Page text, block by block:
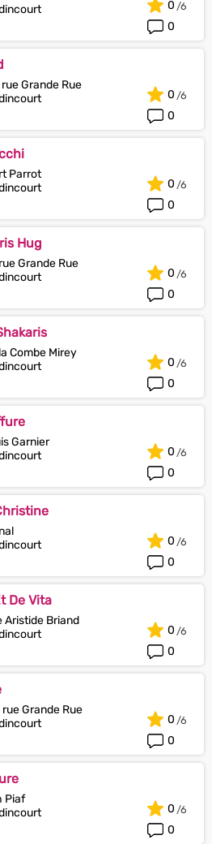
0
0
Grande Rue
0
0
Parrot
0
0
Hug
Grande Rue
0
0
Combe Mirey
0
0
Garnier
0
0
0
0
De Vita
Aristide Briand
0
0
Grande Rue
0
0
Piaf
0
0